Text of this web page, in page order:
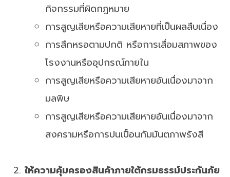
กิจกรรมที่ผิดกฎหมาย
การสูญเสียหรือความเสียหายที่เป็นผลสืบเนื่อง
การสึกหรอตามปกติ หรือการเสื่อมสภาพของ
โรงงานหรืออุปกรณ์ภายใน
การสูญเสียหรือความเสียหายอันเนื่องมาจาก
มลพิษ
การสูญเสียหรือความเสียหายอันเนื่องมาจาก
สงครามหรือการปนเปื้อนกัมมันตภาพรังสี
ให้ความคุ้มครองสินค้าภายใต้กรมธรรม์ประกันภัย